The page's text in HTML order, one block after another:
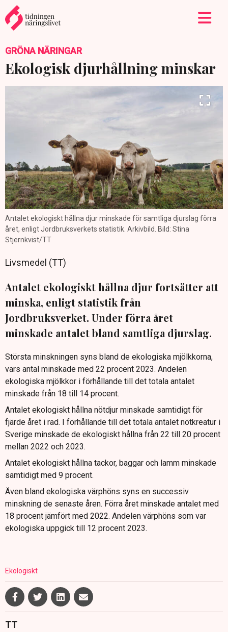
GRÖNA NÄRINGAR
Ekologisk djurhållning minskar
Antalet ekologiskt hållna djur minskade för samtliga djurslag förra
året, enligt Jordbruksverkets statistik. Arkivbild. Bild: Stina
Stjernkvist/TT
Livsmedel (TT)
Antalet ekologiskt hållna djur fortsätter att
minska, enligt statistik från
Jordbruksverket. Under förra året
minskade antalet bland samtliga djurslag.
Största minskningen syns bland de ekologiska mjölkkorna,
vars antal minskade med 22 procent 2023. Andelen
ekologiska mjölkkor i förhållande till det totala antalet
minskade från 18 till 14 procent.
Antalet ekologiskt hållna nötdjur minskade samtidigt för
fjärde året i rad. I förhållande till det totala antalet nötkreatur i
Sverige minskade de ekologiskt hållna från 22 till 20 procent
mellan 2022 och 2023.
Antalet ekologiskt hållna tackor, baggar och lamm minskade
samtidigt med 9 procent.
Även bland ekologiska värphöns syns en successiv
minskning de senaste åren. Förra året minskade antalet med
18 procent jämfört med 2022. Andelen värphöns som var
ekologiska uppgick till 12 procent 2023.
Ekologiskt
TT